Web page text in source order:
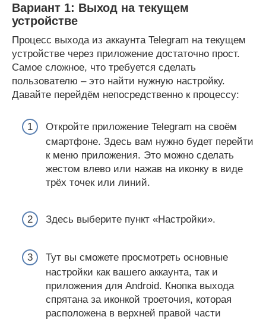
Вариант 1: Выход на текущем
устройстве
Процесс выхода из аккаунта Telegram на текущем
устройстве через приложение достаточно прост.
Самое сложное, что требуется сделать
пользователю – это найти нужную настройку.
Давайте перейдём непосредственно к процессу:
Откройте приложение Telegram на своём
смартфоне. Здесь вам нужно будет перейти
к меню приложения. Это можно сделать
жестом влево или нажав на иконку в виде
трёх точек или линий.
Здесь выберите пункт «Настройки».
Тут вы сможете просмотреть основные
настройки как вашего аккаунта, так и
приложения для Android. Кнопка выхода
спрятана за иконкой троеточия, которая
расположена в верхней правой части